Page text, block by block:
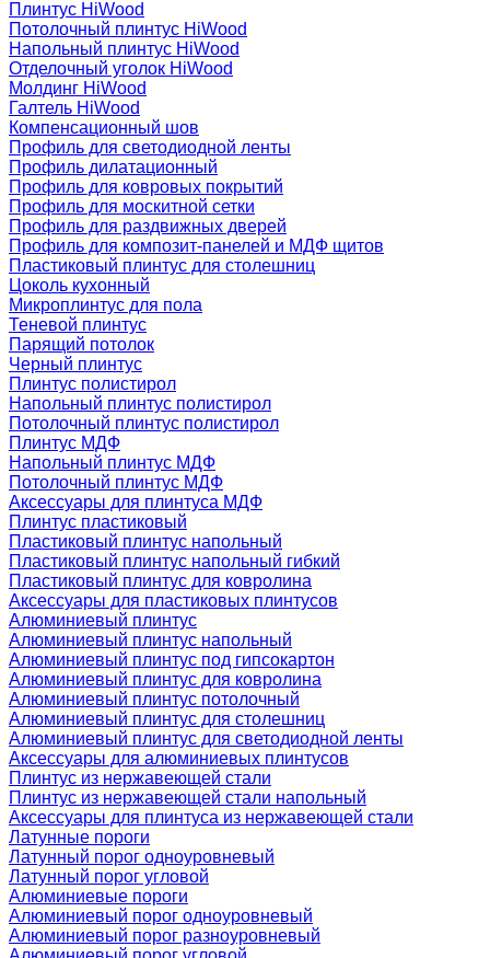
Плинтус HiWood
Потолочный плинтус HiWood
Напольный плинтус HiWood
Отделочный уголок HiWood
Молдинг HiWood
Галтель HiWood
Компенсационный шов
Профиль для светодиодной ленты
Профиль дилатационный
Профиль для ковровых покрытий
Профиль для москитной сетки
Профиль для раздвижных дверей
Профиль для композит-панелей и МДФ щитов
Пластиковый плинтус для столешниц
Цоколь кухонный
Микроплинтус для пола
Теневой плинтус
Парящий потолок
Черный плинтус
Плинтус полистирол
Напольный плинтус полистирол
Потолочный плинтус полистирол
Плинтус МДФ
Напольный плинтус МДФ
Потолочный плинтус МДФ
Аксессуары для плинтуса МДФ
Плинтус пластиковый
Пластиковый плинтус напольный
Пластиковый плинтус напольный гибкий
Пластиковый плинтус для ковролина
Аксессуары для пластиковых плинтусов
Алюминиевый плинтус
Алюминиевый плинтус напольный
Алюминиевый плинтус под гипсокартон
Алюминиевый плинтус для ковролина
Алюминиевый плинтус потолочный
Алюминиевый плинтус для столешниц
Алюминиевый плинтус для светодиодной ленты
Аксессуары для алюминиевых плинтусов
Плинтус из нержавеющей стали
Плинтус из нержавеющей стали напольный
Аксессуары для плинтуса из нержавеющей стали
Латунные пороги
Латунный порог одноуровневый
Латунный порог угловой
Алюминиевые пороги
Алюминиевый порог одноуровневый
Алюминиевый порог разноуровневый